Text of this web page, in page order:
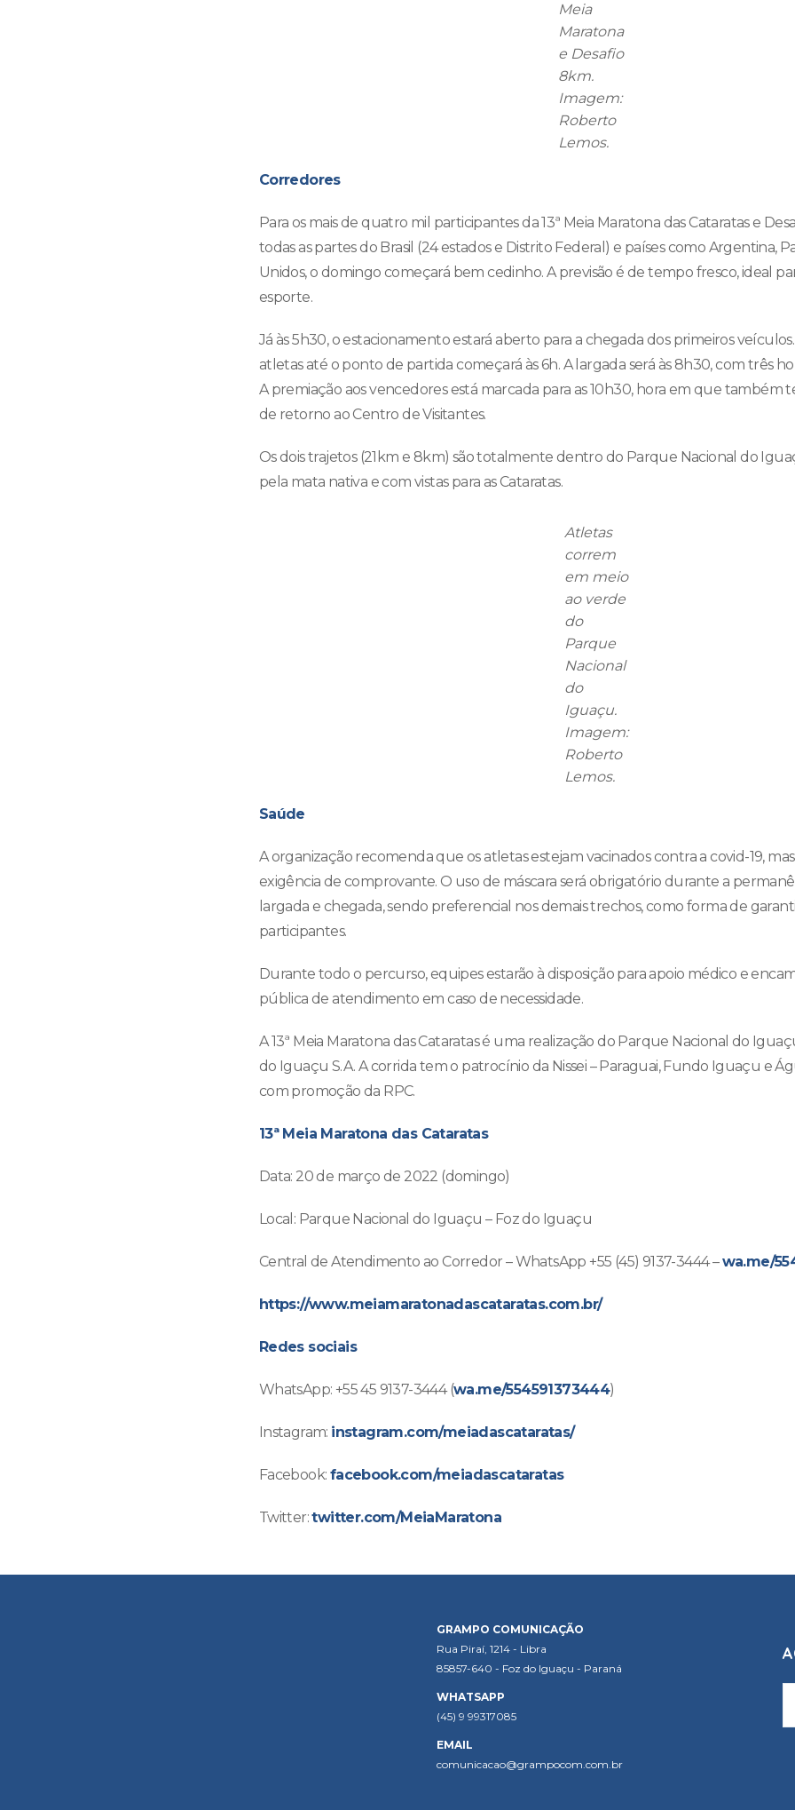
Meia
Maratona
e Desafio
8km.
Imagem:
Roberto
Lemos.
Corredores
Para os mais de quatro mil participantes da 13ª Meia Maratona das Cataratas e
todas as partes do Brasil (24 estados e Distrito Federal) e países como Argentina,
Unidos, o domingo começará bem cedinho. A previsão é de tempo fresco, ideal
esporte.
Já às 5h30, o estacionamento estará aberto para a chegada dos primeiros
atletas até o ponto de partida começará às 6h. A largada será às 8h30, com três
A premiação aos vencedores está marcada para as 10h30, hora em que também
de retorno ao Centro de Visitantes.
Os dois trajetos (21km e 8km) são totalmente dentro do Parque Nacional do
pela mata nativa e com vistas para as Cataratas.
Atletas
correm
em meio
ao verde
do
Parque
Nacional
do
Iguaçu.
Imagem:
Roberto
Lemos.
Saúde
A organização recomenda que os atletas estejam vacinados contra a covid-19,
exigência de comprovante. O uso de máscara será obrigatório durante a
largada e chegada, sendo preferencial nos demais trechos, como forma de
participantes.
Durante todo o percurso, equipes estarão à disposição para apoio médico e
pública de atendimento em caso de necessidade.
A 13ª Meia Maratona das Cataratas é uma realização do Parque Nacional do
do Iguaçu S.A. A corrida tem o patrocínio da Nissei – Paraguai, Fundo Iguaçu e
com promoção da RPC.
13ª Meia Maratona das Cataratas
Data: 20 de março de 2022 (domingo)
Local: Parque Nacional do Iguaçu – Foz do Iguaçu
Central de Atendimento ao Corredor – WhatsApp +55 (45) 9137-3444 –wa.me/
https://www.meiamaratonadascataratas.com.br/
Redes sociais
WhatsApp: +55 45 9137-3444 (wa.me/554591373444)
Instagram: instagram.com/meiadascataratas/
Facebook: facebook.com/meiadascataratas
Twitter:twitter.com/MeiaMaratona
GRAMPO COMUNICAÇÃO
Rua Piraí, 1214 - Libra
85857-640 - Foz do Iguaçu - Paraná
WHATSAPP
(45) 9 99317085
EMAIL
comunicacao@grampocom.com.br